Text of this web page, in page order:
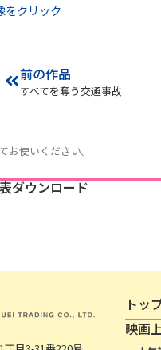
をクリック
前の作品
すべてを奪う交通事故
お使いください。
ダウンロード
トッ
映​画​